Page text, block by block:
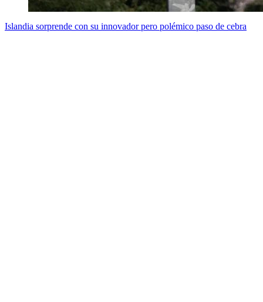
Islandia sorprende con su innovador pero polémico paso de cebra